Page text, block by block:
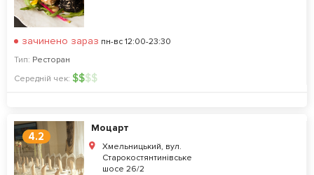
зачинено зараз пн-вс 12:00-23:30
Тип: Ресторан
Середній чек: $$$$
4.2
Моцарт
Хмельницький, вул.
Старокостянтинівське
шосе 26/2